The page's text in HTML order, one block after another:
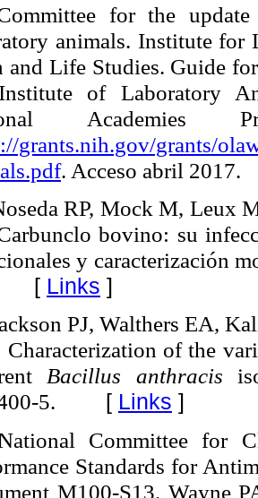
for the
animals. Institute for
and Life Studies. Guide
of Laboratory
grants.nih.gov/grants/
. Acceso abril 2017.
RP, Mock M, Leux
bovino: su
y caracterización
Links ]
PJ, Walthers EA,
Characterization of the
Bacillus anthracis
5. [ Links ]
Committee for
Standards for
M100-S13. Wayne